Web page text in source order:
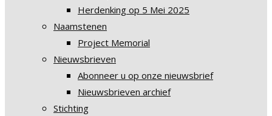
Herdenking op 5 Mei 2025
Naamstenen
Project Memorial
Nieuwsbrieven
Abonneer u op onze nieuwsbrief
Nieuwsbrieven archief
Stichting